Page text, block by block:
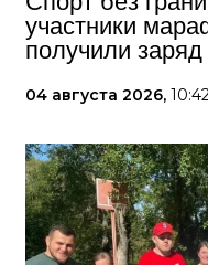
участники
получили
04 августа 2026,